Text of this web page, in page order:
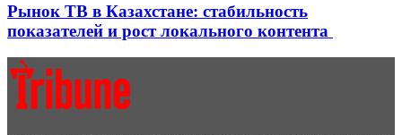
Рынок ТВ в Казахстане: стабильность
показателей и рост локального контента